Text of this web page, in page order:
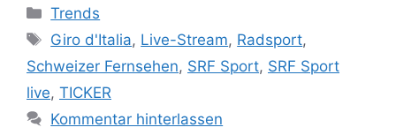
Kategorien
Trends
Schlagwörter
Giro d'Italia, Live-Stream, Radsport,
Schweizer Fernsehen, SRF Sport, SRF Sport
live, TICKER
Kommentar hinterlassen